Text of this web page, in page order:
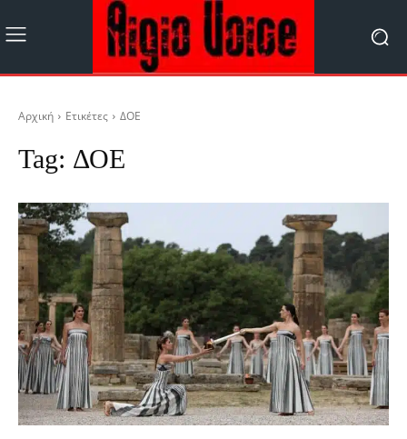
Αρχική Ετικέτες ΔΟΕ
Tag: ΔΟΕ